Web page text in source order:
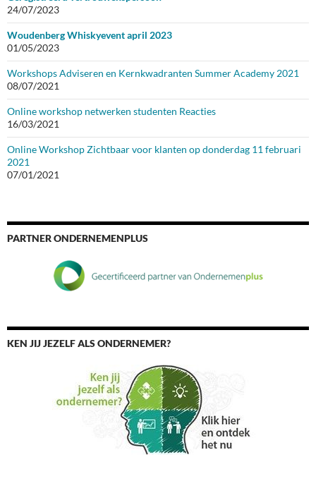
24/07/2023
Woudenberg Whiskyevent april 2023
01/05/2023
Workshops Adviseren en Kernkwadranten Summer Academy 2021
08/07/2021
Online workshop netwerken studenten Reacties
16/03/2021
Online Workshop Zichtbaar voor klanten op donderdag 11 februari
2021
07/01/2021
PARTNER ONDERNEMENPLUS
KEN JIJ JEZELF ALS ONDERNEMER?